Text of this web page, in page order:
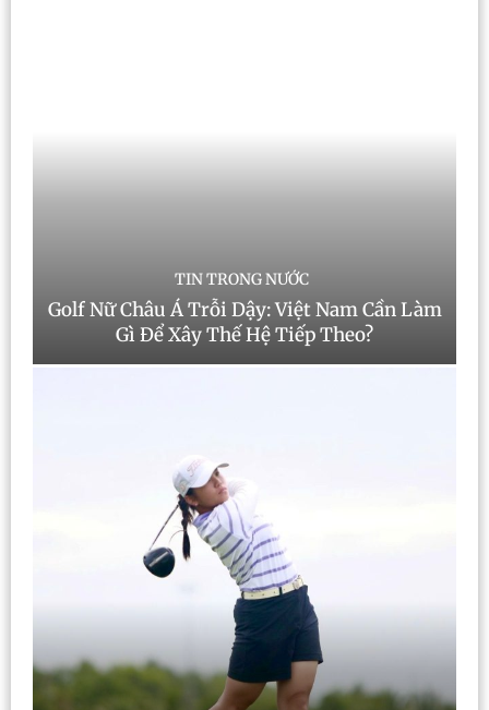
TIN TRONG NƯỚC
Golf Nữ Châu Á Trỗi Dậy: Việt Nam Cần Làm
Gì Để Xây Thế Hệ Tiếp Theo?